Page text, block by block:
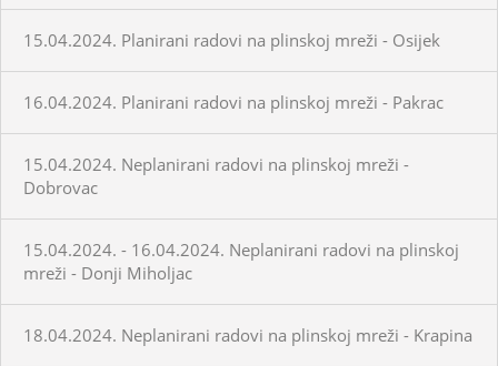
15.04.2024. Planirani radovi na plinskoj mreži - Osijek
16.04.2024. Planirani radovi na plinskoj mreži - Pakrac
15.04.2024. Neplanirani radovi na plinskoj mreži -
Dobrovac
15.04.2024. - 16.04.2024. Neplanirani radovi na plinskoj
mreži - Donji Miholjac
18.04.2024. Neplanirani radovi na plinskoj mreži - Krapina